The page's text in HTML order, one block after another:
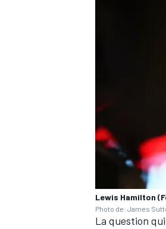
Lewis Hamilton
Photo de: James
La question